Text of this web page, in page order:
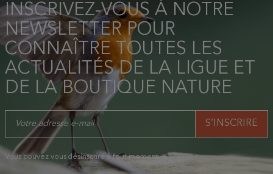
INSCRIVEZ-VOUS À NOTRE
NEWSLETTER POUR
CONNAÎTRE TOUTES LES
ACTUALITÉS DE LA LIGUE ET
DE LA BOUTIQUE NATURE
Vous pouvez vous désinscrire à tout moment.